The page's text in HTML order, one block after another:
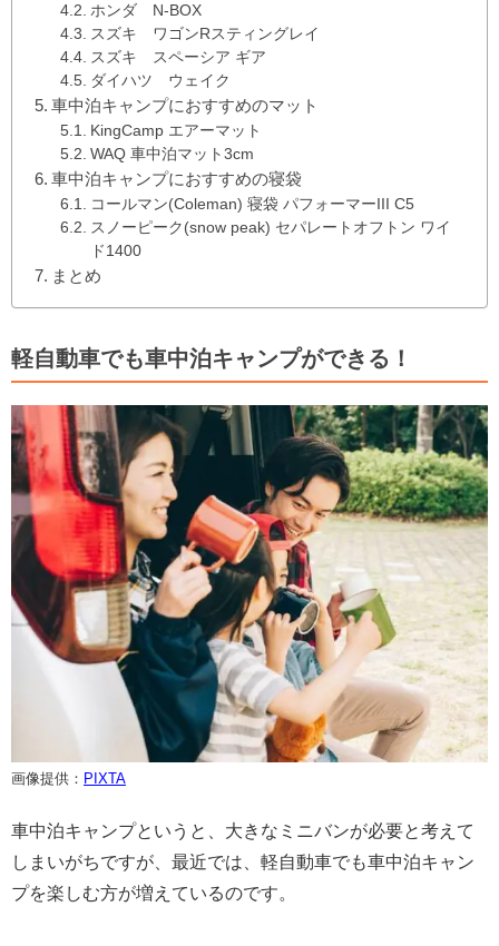
ホンダ N-BOX
スズキ ワゴンRスティングレイ
スズキ スペーシア ギア
ダイハツ ウェイク
車中泊キャンプにおすすめのマット
KingCamp エアーマット
WAQ 車中泊マット3cm
車中泊キャンプにおすすめの寝袋
コールマン(Coleman) 寝袋 パフォーマーIII C5
スノーピーク(snow peak) セパレートオフトン ワイ
ド1400
まとめ
軽自動車でも車中泊キャンプができる！
画像提供： PIXTA
車中泊キャンプというと、大きなミニバンが必要と考えて
しまいがちですが、最近では、軽自動車でも車中泊キャン
プを楽しむ方が増えているのです。